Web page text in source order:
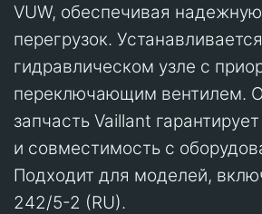
VUW, обеспечивая
перегрузок.
гидравлическом узле с
переключающим вентилем.
запчасть Vaillant
и совместимость с
Подходит для моделей,
242/5-2 (RU).